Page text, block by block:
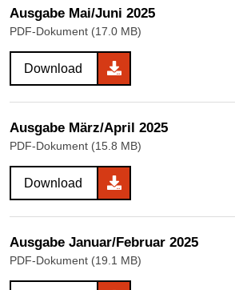
Ausgabe Mai/Juni 2025
PDF-Dokument (17.0 MB)
Download
Ausgabe März/April 2025
PDF-Dokument (15.8 MB)
Download
Ausgabe Januar/Februar 2025
PDF-Dokument (19.1 MB)